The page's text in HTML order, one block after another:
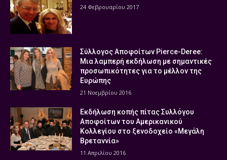
24 Φεβρουαρίου 2017
Σύλλογος Αποφοίτων Pierce-Deree:
Μια λαμπερή εκδήλωση με σημαντικές
προσωπικότητες για το μέλλον της
Ευρώπης
21 Νοεμβρίου 2016
Εκδήλωση κοπής πίτας Συλλόγου
Αποφοίτων του Αμερικανικού
Κολλεγίου στο ξενοδοχείο «Μεγάλη
Βρεταννία»
11 Απριλίου 2016